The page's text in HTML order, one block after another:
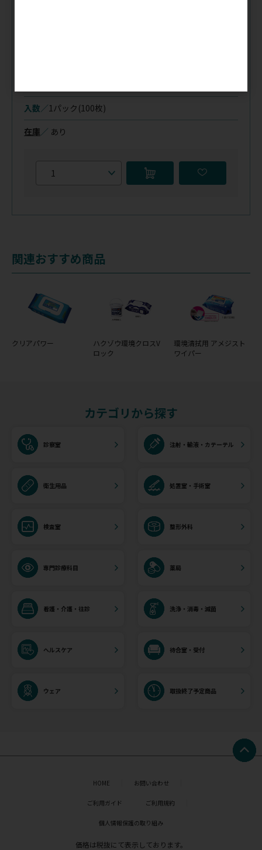
入数／1パック(100枚)
在庫 ／ あり
関連おすすめ商品
クリアパワー
ハクゾウ環境クロスV
ロック
環境清拭用 アメジスト
ワイパー
カテゴリから探す
診察室 注射・輸液・カテーテル
衛生用品 処置室・手術室
検査室 整形外科
専門診療科目 薬局
看護・介護・往診 洗浄・消毒・滅菌
ヘルスケア 待合室・受付
ウェア 取扱終了予定商品
HOME お問い合わせ
ご利用ガイド ご利用規約
個人情報保護の取り組み
価格は税抜にて表示しております。